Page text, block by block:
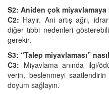
S2: Aniden çok
C2: Hayır. Ani artış ağrı,
diğer tıbbi nedenleri
gerekir.
S3: “Talep miyavlaması”
C3: Miyavlama anında ilgi/
verin, beslenmeyi
doyum sağlayın.